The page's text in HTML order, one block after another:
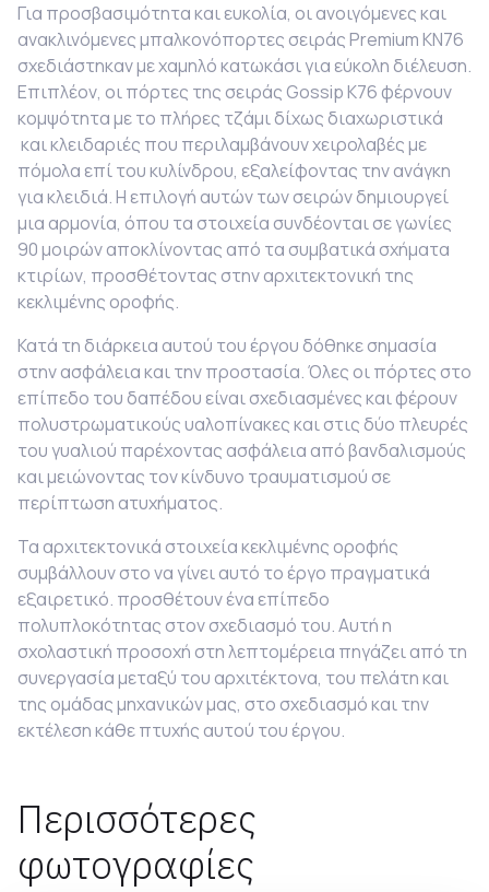
Για προσβασιμότητα και ευκολία, οι ανοιγόμενες και
ανακλινόμενες μπαλκονόπορτες σειράςPremium KN76
σχεδιάστηκαν με χαμηλό κατωκάσι για εύκολη διέλευση.
Επιπλέον, οι πόρτες της σειράς Gossip K76 φέρνουν
κομψότητα με το πλήρες τζάμι δίχως διαχωριστικά
και κλειδαριές που περιλαμβάνουν χειρολαβές με
πόμολα επί του κυλίνδρου, εξαλείφοντας την ανάγκη
για κλειδιά. Η επιλογή αυτών των σειρών δημιουργεί
μια αρμονία, όπου τα στοιχεία συνδέονται σε γωνίες
90 μοιρών αποκλίνοντας από τα συμβατικά σχήματα
κτιρίων, προσθέτοντας στην αρχιτεκτονική της
κεκλιμένης οροφής.
Κατά τη διάρκεια αυτού του έργου δόθηκε σημασία
στην ασφάλεια και την προστασία. Όλες οι πόρτες στο
επίπεδο του δαπέδου είναι σχεδιασμένες και φέρουν
πολυστρωματικούς υαλοπίνακες και στις δύο πλευρές
του γυαλιού παρέχοντας ασφάλεια από βανδαλισμούς
και μειώνοντας τον κίνδυνο τραυματισμού σε
περίπτωση ατυχήματος.
Τα αρχιτεκτονικά στοιχεία κεκλιμένης οροφής
συμβάλλουν στο να γίνει αυτό το έργο πραγματικά
εξαιρετικό. προσθέτουν ένα επίπεδο
πολυπλοκότητας στον σχεδιασμό του. Αυτή η
σχολαστική προσοχή στη λεπτομέρεια πηγάζει από τη
συνεργασία μεταξύ του αρχιτέκτονα, του πελάτη και
της ομάδας μηχανικών μας, στο σχεδιασμό και την
εκτέλεση κάθε πτυχής αυτού του έργου.
Περισσότερες
φωτογραφίες